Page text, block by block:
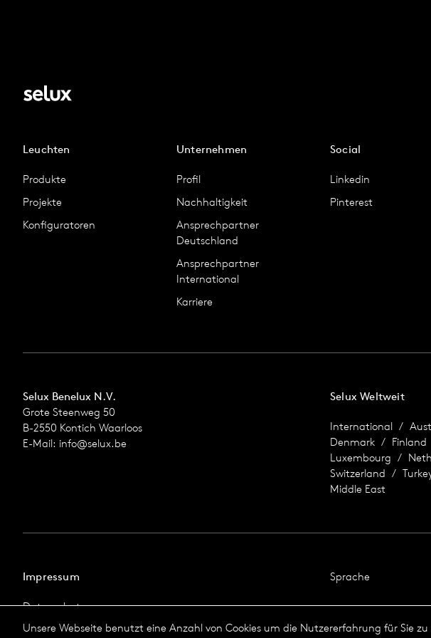
Leuchten
Produkte
Projekte
Konfiguratoren
Unternehmen
Profil
Nachhaltigkeit
Ansprechpartner
Deutschland
Ansprechpartner
International
Karriere
Social
Linkedin
Pinterest
Selux Benelux N.V.
Grote Steenweg 50
B-2550 Kontich Waarloos
E-Mail: info@selux.be
Selux Weltweit
International
Denmark
Finland
Luxembourg
Switzerland
Middle East
Impressum
Datenschutz
Impressum
Sprache
Unsere Webseite benutzt eine Anzahl von Cookies um die Nutzererfahrung für Sie zu